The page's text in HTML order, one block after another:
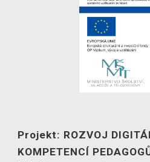
Projekt: ROZVOJ
KOMPETENCÍ